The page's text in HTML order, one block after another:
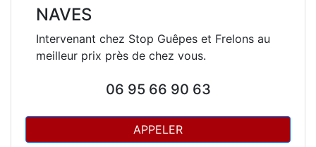
NAVES
Intervenant chez Stop Guêpes et Frelons au
meilleur prix près de chez vous.
06 95 66 90 63
APPELER